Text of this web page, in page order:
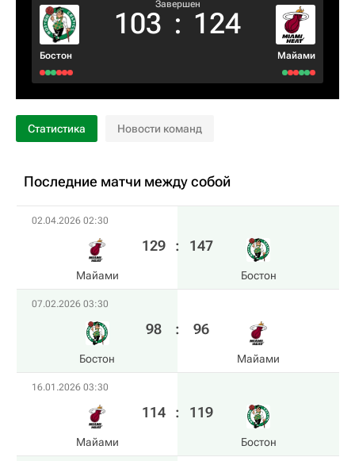
Бостон
Завершен
103 : 124
Майами
Статистика Новости команд
Последние матчи между собой
02.04.2026 02:30
Майами
129 : 147
Бостон
07.02.2026 03:30
Бостон
98 : 96
Майами
16.01.2026 03:30
Майами
114 : 119
Бостон